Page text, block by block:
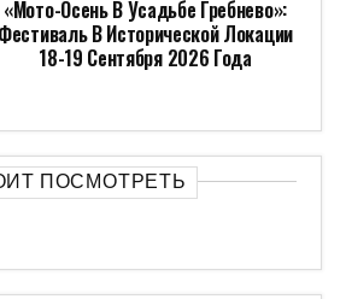
«Мото-Осень В Усадьбе Гребнево»:
Фестиваль В Исторической Локации
18-19 Сентября 2026 Года
ПОСМОТРЕТЬ